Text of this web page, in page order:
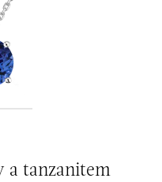
a tanzanitem